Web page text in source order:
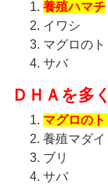
養殖ハマチ
イワシ
マグロのト
サバ
ＤＨＡを多
マグロのト
養殖マダイ
ブリ
サバ